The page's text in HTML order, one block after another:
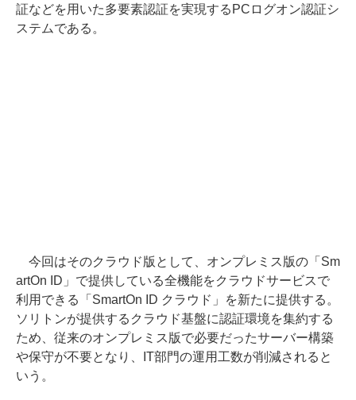
証などを用いた多要素認証を実現するPCログオン認証シ
ステムである。
今回はそのクラウド版として、オンプレミス版の「Sm
artOn ID」で提供している全機能をクラウドサービスで
利用できる「SmartOn ID クラウド」を新たに提供する。
ソリトンが提供するクラウド基盤に認証環境を集約する
ため、従来のオンプレミス版で必要だったサーバー構築
や保守が不要となり、IT部門の運用工数が削減されると
いう。